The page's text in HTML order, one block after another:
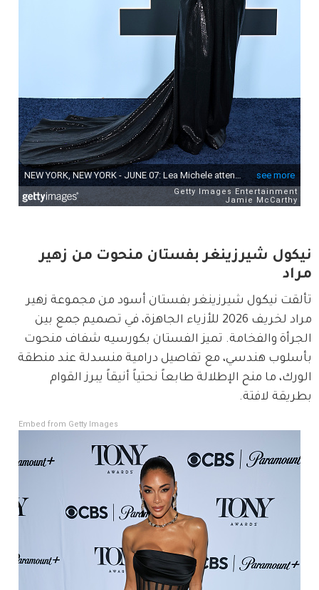
نيكول شيرزينغر بفستان منحوت من زهير
مراد
تألقت نيكول شيرزينغر بفستان أسود من مجموعة زهير
مراد لخريف 2026 للأزياء الجاهزة، في تصميم جمع بين
الجرأة والفخامة. تميز الفستان بكورسيه شفاف منحوت
بأسلوب هندسي، مع تفاصيل درامية منسدلة عند منطقة
الورك، ما منح الإطلالة طابعاً نحتياً أنيقاً يبرز القوام
بطريقة لافتة.
Embed from Getty Images